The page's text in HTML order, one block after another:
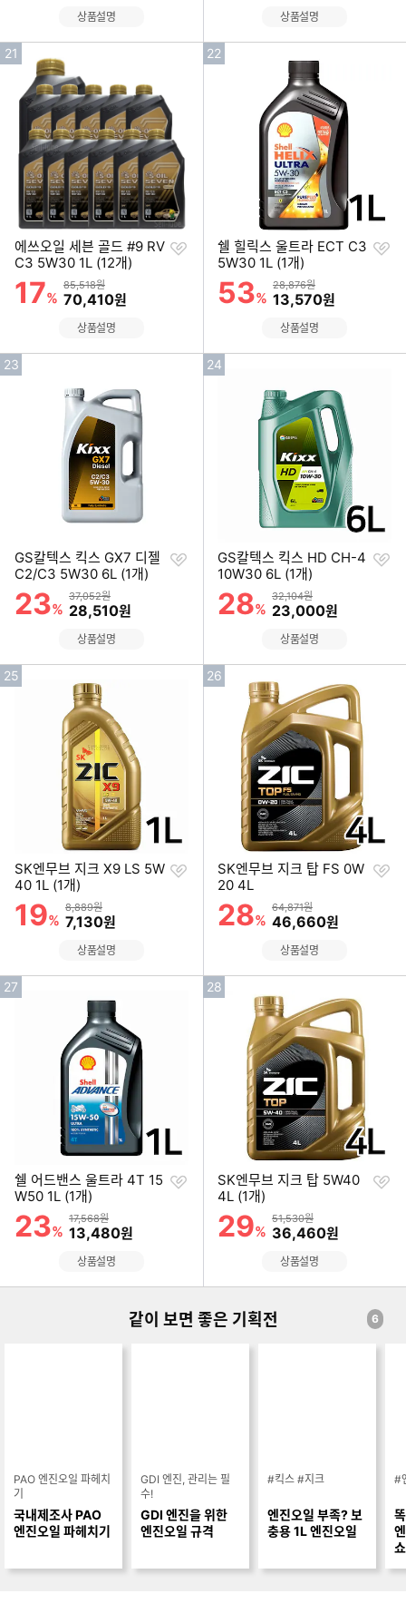
상품설명 상품설명
인
21
에쓰오일 세븐 골드 #9 RV
C3 5W30 1L (12개)
할인률
17%
상품금액
85,518원
할인금액
70,410원
찜
상품설명
인
22
쉘 힐릭스 울트라 ECT C3
5W30 1L (1개)
할인률
53%
상품금액
28,876원
할인금액
13,570원
찜
상품설명
인
23
GS칼텍스 킥스 GX7 디젤
C2/C3 5W30 6L (1개)
할인률
23%
상품금액
37,052원
할인금액
28,510원
찜
상품설명
인
24
GS칼텍스 킥스 HD CH-4
10W30 6L (1개)
할인률
28%
상품금액
32,104원
할인금액
23,000원
찜
상품설명
인
25
SK엔무브 지크 X9 LS 5W
40 1L (1개)
할인률
19%
상품금액
8,889원
할인금액
7,130원
찜
상품설명
인
26
SK엔무브 지크 탑 FS 0W
20 4L
할인률
28%
상품금액
64,871원
할인금액
46,660원
찜
상품설명
인
27
쉘 어드밴스 울트라 4T 15
W50 1L (1개)
할인률
23%
상품금액
17,568원
할인금액
13,480원
찜
상품설명
인
28
SK엔무브 지크 탑 5W40
4L (1개)
할인률
29%
상품금액
51,530원
할인금액
36,460원
찜
상품설명
같이 보면 좋은 기획전 6
PAO 엔진오일 파헤치
기
국내제조사 PAO
엔진오일 파헤치기
GDI 엔진, 관리는 필
수!
GDI 엔진을 위한
엔진오일 규격
#킥스 #지크
엔진오일 부족? 보
충용 1L 엔진오일
#